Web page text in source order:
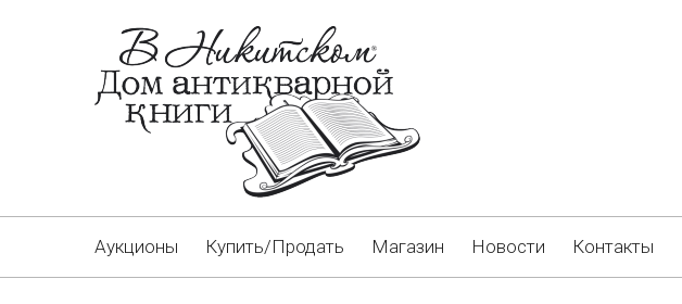
Аукционы Купить/Продать Магазин Новости Контакты